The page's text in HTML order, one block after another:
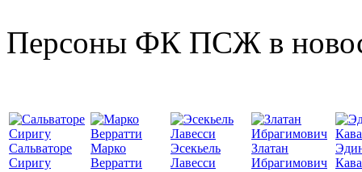
Персоны ФК ПСЖ в
Сальваторе
Сиригу
Марко
Верратти
Эсекьель
Лавесси
Златан
Ибрагимович